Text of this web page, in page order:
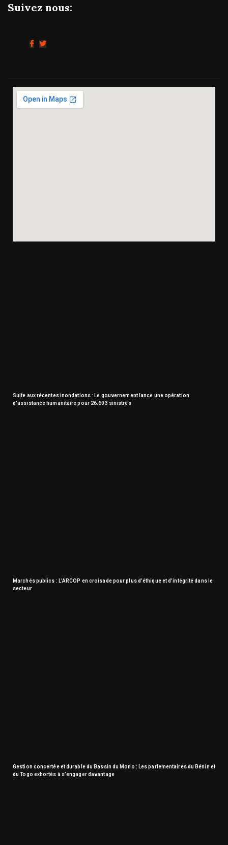
Suivez nous:
Suite aux récentes inondations : Le gouvernement lance une opération
d’assistance humanitaire pour 26.603 sinistrés
Marchés publics : L’ARCOP en croisade pour plus d’éthique et d’intégrité dans le
secteur
Gestion concertée et durable du Bassin du Mono : Les parlementaires du Bénin et
du Togo exhortés à s’engager davantage